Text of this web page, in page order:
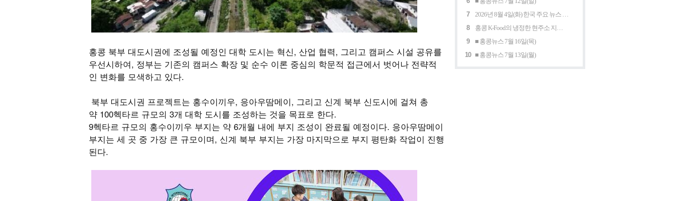
홍콩 북부 대도시권에 조성될 예정인 대학 도시는 혁신, 산업 협력, 그리고 캠퍼스 시설 공유를
우선시하여, 정부는 기존의 캠퍼스 확장 및 순수 이론 중심의 학문적 접근에서 벗어나 전략적
인 변화를 모색하고 있다.
북부 대도시권 프로젝트는 홍수이끼우, 응아우땀메이, 그리고 신계 북부 신도시에 걸쳐 총
약 100헥타르 규모의 3개 대학 도시를 조성하는 것을 목표로 한다.
9헥타르 규모의 홍수이끼우 부지는 약 6개월 내에 부지 조성이 완료될 예정이다. 응아우땀메이
부지는 세 곳 중 가장 큰 규모이며, 신계 북부 부지는 가장 마지막으로 부지 평탄화 작업이 진행
된다.
7
8
9
■ 홍콩뉴스 7월 16일(목)
10 ■ 홍콩뉴스 7월 13일(월)